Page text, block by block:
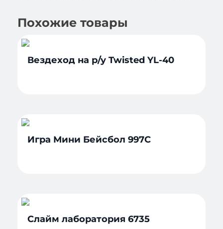
Похожие товары
Вездеход на р/у Twisted YL-40
Игра Мини Бейсбол 997C
Слайм лаборатория 6735